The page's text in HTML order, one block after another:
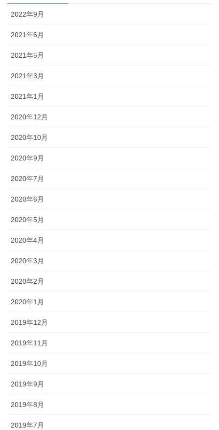
2022年9月
2021年6月
2021年5月
2021年3月
2021年1月
2020年12月
2020年10月
2020年9月
2020年7月
2020年6月
2020年5月
2020年4月
2020年3月
2020年2月
2020年1月
2019年12月
2019年11月
2019年10月
2019年9月
2019年8月
2019年7月